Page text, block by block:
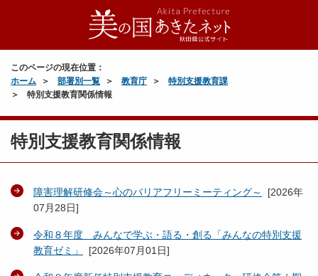
このページの現在位置：
ホーム
部署別一覧 教育庁
特別支援教育課
特別支援教育関係情報
特別支援教育関係情報
障害理解研修会～心のバリアフリーミーティング～ [2026年
07月28日]
令和８年度 みんなで学ぶ・語る・創る「みんなの特別支援
教育ゼミ」
[2026年07月01日]